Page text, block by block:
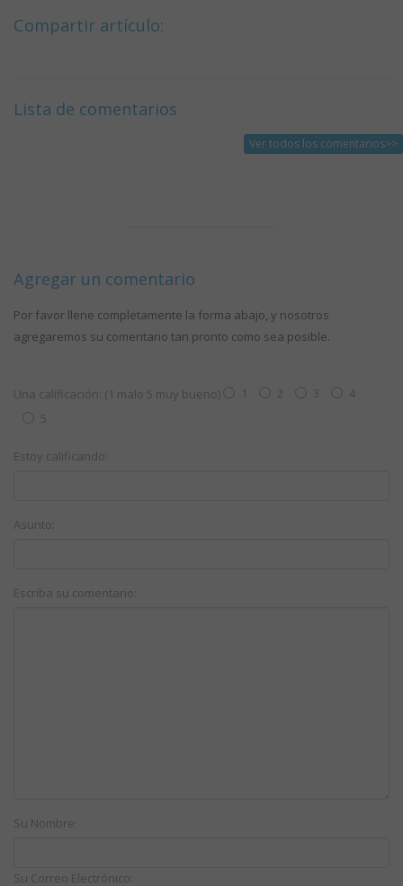
Compartir artículo:
Lista de comentarios
Ver todos los comentarios>>
Agregar un comentario
Por favor llene completamente la forma abajo, y nosotros
agregaremos su comentario tan pronto como sea posible.
Una calificación: (1 malo 5 muy bueno) 1 2 3
4
5
Estoy calificando:
Asunto:
Escriba su comentario:
Su Nombre:
Su Correo Electrónico: